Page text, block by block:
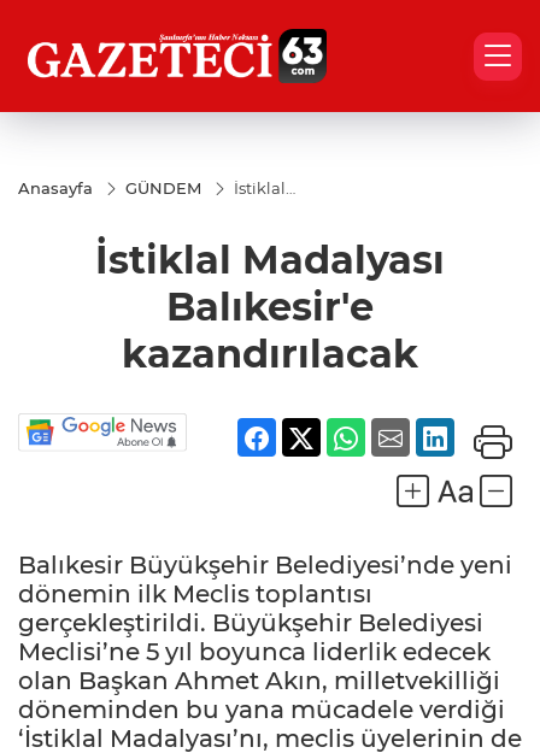
Anasayfa GÜNDEM
İstiklal
kazandırılacak
İstiklal Madalyası
Balıkesir'e
kazandırılacak
Balıkesir Büyükşehir Belediyesi’nde yeni
dönemin ilk Meclis toplantısı
gerçekleştirildi. Büyükşehir Belediyesi
Meclisi’ne 5 yıl boyunca liderlik edecek
olan Başkan Ahmet Akın, milletvekilliği
döneminden bu yana mücadele verdiği
‘İstiklal Madalyası’nı, meclis üyelerinin de